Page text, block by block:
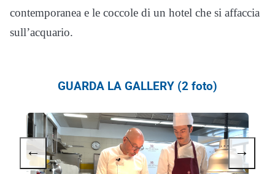
contemporanea e le coccole di un hotel che si affaccia
sull’acquario.
GUARDA LA GALLERY (2 foto)
← →